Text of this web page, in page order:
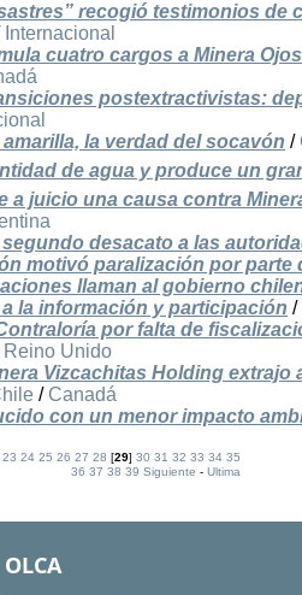
recogió testimonios
Internacional
cuatro cargos a Minera
postextractivistas:
la verdad del socavón /
de agua y produce un
a juicio una causa contra
desacato a las
motivó paralización por parte
llaman al gobierno
la información y participación /
por falta de
Reino Unido
Vizcachitas Holding extrajo
/ Canadá
con un menor impacto
23 24 25 26 27 28 [29]30 31 32 33 34 35
36 37 38 39 Siguiente -Ultima
OLCA